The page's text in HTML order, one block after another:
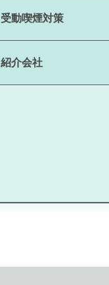
受動喫煙対策
紹介会社